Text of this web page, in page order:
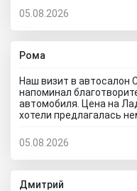
тоже осматривал
Оказалось, что у
по всей морде! А всё
нормально лонжероны
мне это по сути... факт
цены на них, которые
сайте.. Говорят ну мы
надо уточнять.... так я
самое сказали что
какойто..почитал что
рекламе и приехал
05.08.2026
Рома
Наш визит в автосалон
напоминал
автомобиля. Цена на
хотели предлагалась
стоимость. Договор
и мы чувствовали, что
рекомендуем этот
никому... в
автодилеров, поэтому
05.08.2026
Дмитрий